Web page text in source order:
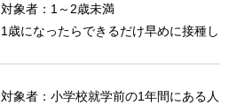
対象者：1～2歳未満
1歳になったらできるだけ早めに接種し
対象者：小学校就学前の1年間にある人